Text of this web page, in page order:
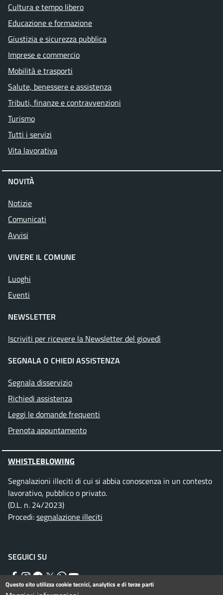
Cultura e tempo libero
Educazione e formazione
Giustizia e sicurezza pubblica
Imprese e commercio
Mobilità e trasporti
Salute, benessere e assistenza
Tributi, finanze e contravvenzioni
Turismo
Tutti i servizi
Vita lavorativa
NOVITÀ
Notizie
Comunicati
Avvisi
VIVERE IL COMUNE
Luoghi
Eventi
NEWSLETTER
Iscriviti per ricevere la Newsletter del giovedì
SEGNALA O CHIEDI ASSISTENZA
Segnala disservizio
Richiedi assistenza
Leggi le domande frequenti
Prenota appuntamento
WHISTLEBLOWING
Segnalazioni illeciti di cui si abbia conoscenza in un contesto
lavorativo, pubblico o privato.
(D.L. n. 24/2023)
Procedi:segnalazione illeciti
SEGUICI SU
Facebook
Instagram
Telegram
TwitterWhatsApp
YouTube
Questo sito utilizza cookie tecnici, analytics e di terze parti